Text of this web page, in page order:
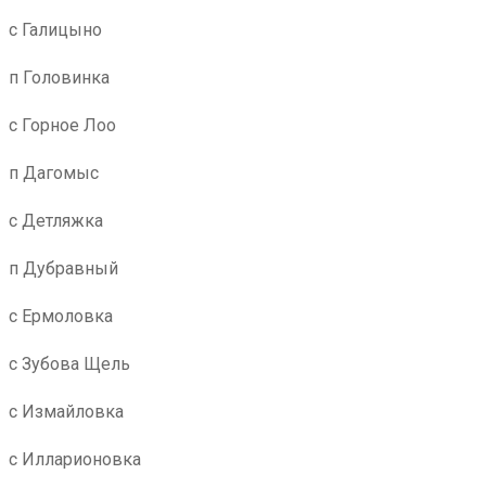
с Галицыно
п Головинка
с Горное Лоо
п Дагомыс
с Детляжка
п Дубравный
с Ермоловка
с Зубова Щель
с Измайловка
с Илларионовка